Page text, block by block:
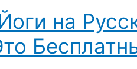
на